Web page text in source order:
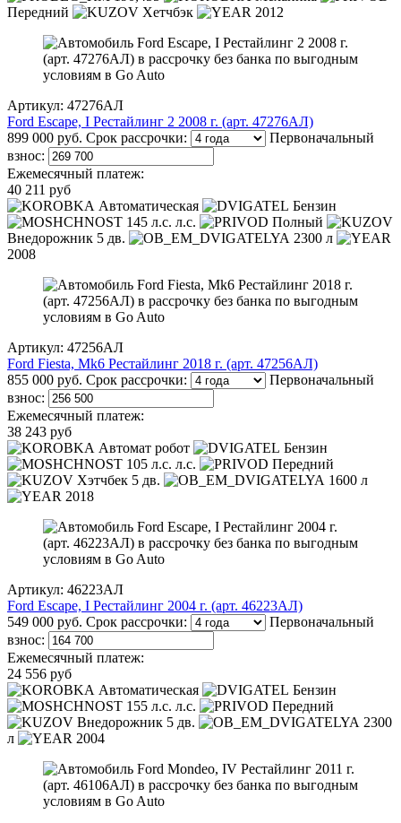
Передний
Хетчбэк 2012
Артикул: 47276АЛ
Ford Escape, I Рестайлинг 2 2008 г. (арт. 47276АЛ)
899 000 руб. Срок рассрочки:
Первоначальный
взнос:
Ежемесячный платеж:
40 211 руб
Автоматическая
Бензин
145 л.с. л.с.
Полный
Внедорожник 5 дв.
2300 л
2008
Артикул: 47256АЛ
Ford Fiesta, Mk6 Рестайлинг 2018 г. (арт. 47256АЛ)
855 000 руб. Срок рассрочки:
Первоначальный
взнос:
Ежемесячный платеж:
38 243 руб
Автомат робот
Бензин
105 л.с. л.с.
Передний
Хэтчбек 5 дв.
1600 л
2018
Артикул: 46223АЛ
Ford Escape, I Рестайлинг 2004 г. (арт. 46223АЛ)
549 000 руб. Срок рассрочки:
Первоначальный
взнос:
Ежемесячный платеж:
24 556 руб
Автоматическая
Бензин
155 л.с. л.с.
Передний
Внедорожник 5 дв.
2300
л
2004